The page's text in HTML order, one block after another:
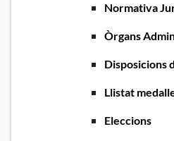
Normativa
Òrgans
Disposicions
Llistat
Eleccions